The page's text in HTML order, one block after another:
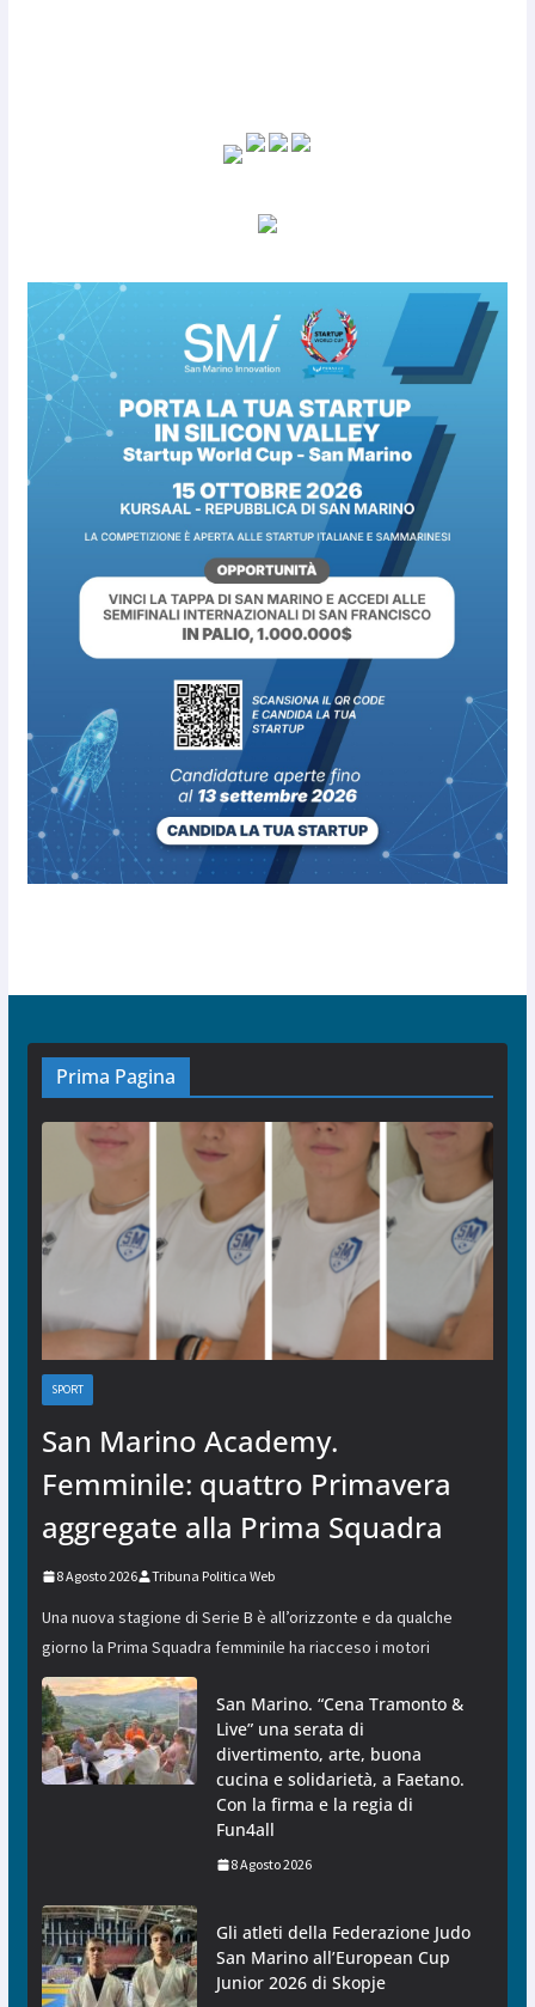
Prima Pagina
SPORT
San Marino Academy.
Femminile: quattro Primavera
aggregate alla Prima Squadra
8 Agosto 2026 Tribuna Politica Web
Una nuova stagione di Serie B è all’orizzonte e da qualche
giorno la Prima Squadra femminile ha riacceso i motori
San Marino. “Cena Tramonto &
Live” una serata di
divertimento, arte, buona
cucina e solidarietà, a Faetano.
Con la firma e la regia di
Fun4all
8 Agosto 2026
Gli atleti della Federazione Judo
San Marino all’European Cup
Junior 2026 di Skopje